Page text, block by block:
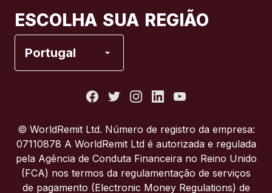
ESCOLHA SUA REGIÃO
Portugal
Itália
© WorldRemit Ltd. Número de registro da empresa:
07110878 A WorldRemit Ltd é autorizada e regulada
pela Agência de Conduta Financeira no Reino Unido
(FCA) nos termos da regulamentação de serviços
de pagamento (Electronic Money Regulations) de